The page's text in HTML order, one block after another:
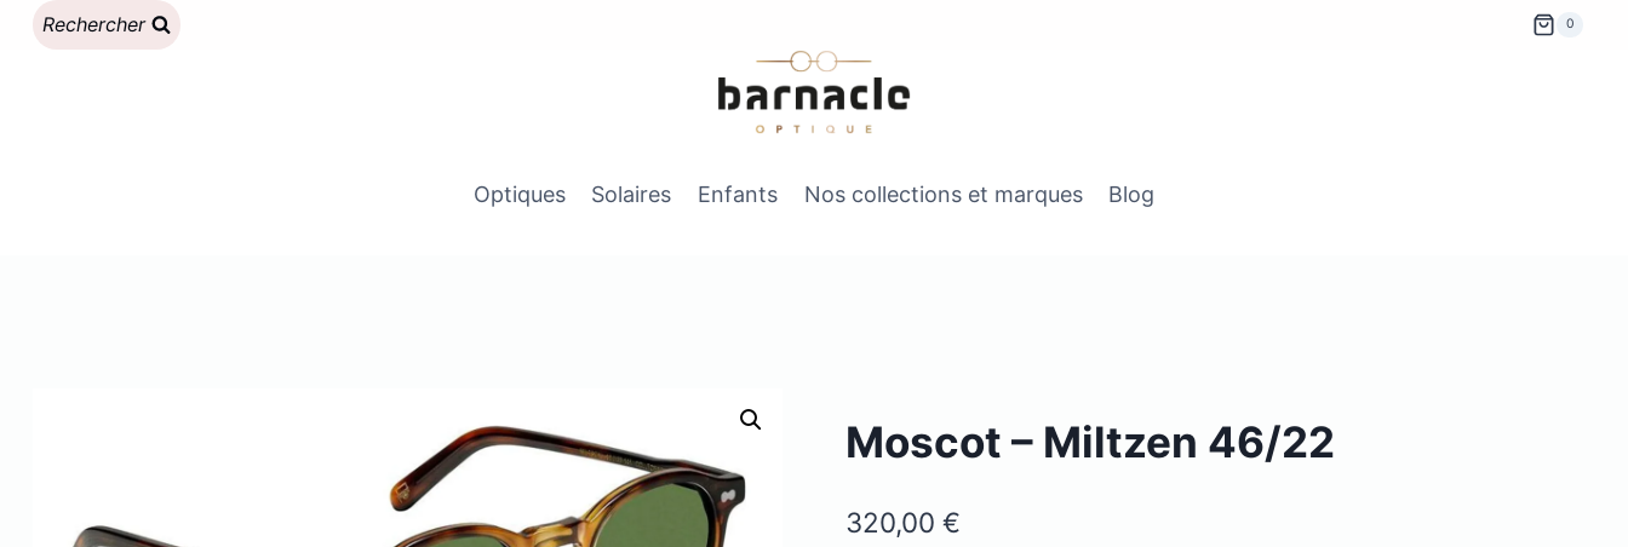
Rechercher 0
Optiques Solaires Enfants Nos collections et marques Blog
Moscot – Miltzen 46/22
320,00 €